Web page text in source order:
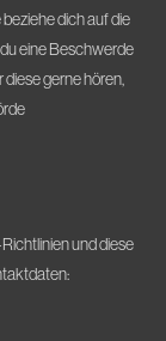
dich auf die
eine Beschwerde
gerne hören,
und diese